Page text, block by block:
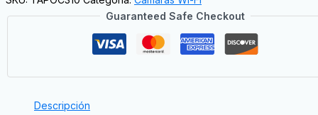
Guaranteed Safe Checkout
Descripción